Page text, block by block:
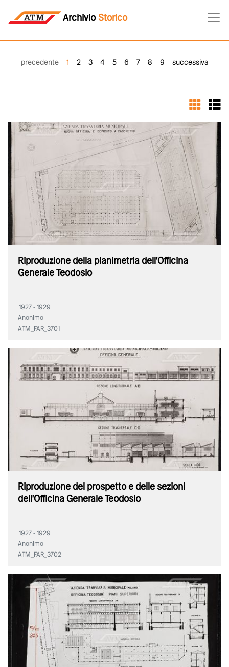
Archivio Storico
precedente 1 2 3 4 5 6 7 8 9 successiva
Riproduzione della planimetria dell'Officina
Generale Teodosio
1927 - 1929
Anonimo
ATM_FAR_3701
Riproduzione del prospetto e delle sezioni
dell'Officina Generale Teodosio
1927 - 1929
Anonimo
ATM_FAR_3702